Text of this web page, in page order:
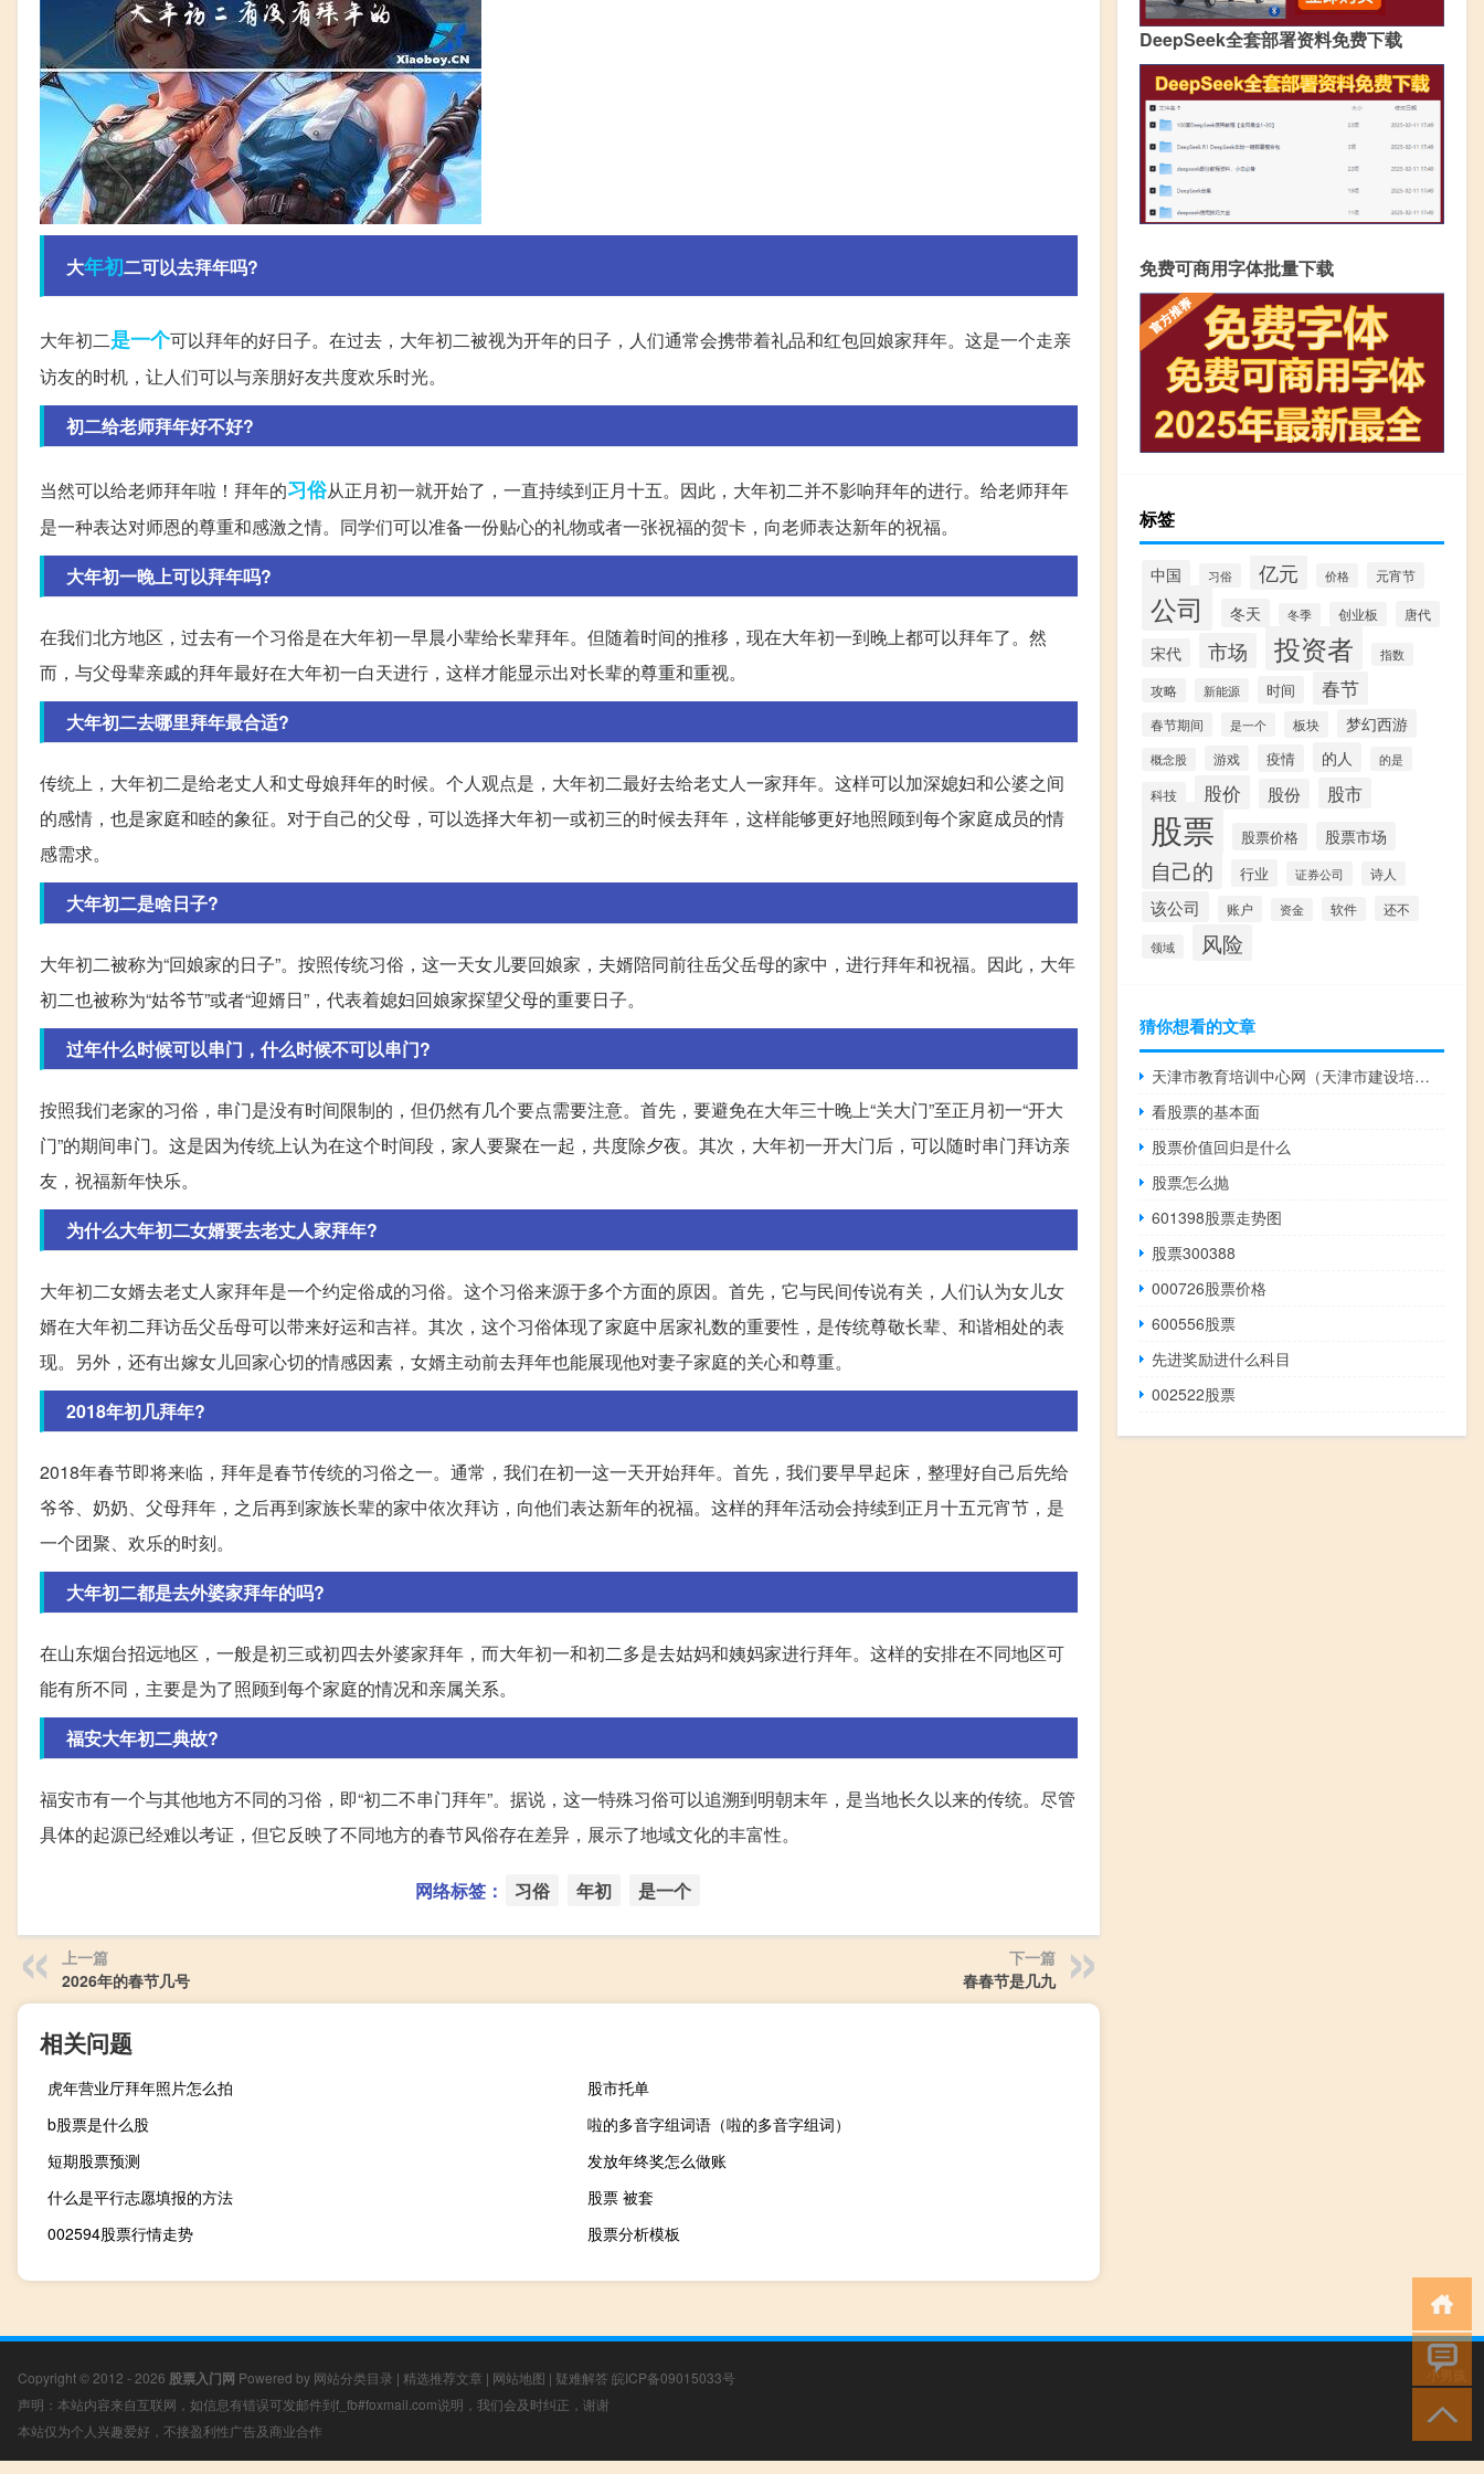
大年初二可以去拜年吗?
大年初二是一个可以拜年的好日子。在过去，大年初二被视为开年的日子，人们通常会携带着礼品和红包回娘家拜年。这是一个走亲
访友的时机，让人们可以与亲朋好友共度欢乐时光。
初二给老师拜年好不好?
当然可以给老师拜年啦！拜年的习俗从正月初一就开始了，一直持续到正月十五。因此，大年初二并不影响拜年的进行。给老师拜年
是一种表达对师恩的尊重和感激之情。同学们可以准备一份贴心的礼物或者一张祝福的贺卡，向老师表达新年的祝福。
大年初一晚上可以拜年吗?
在我们北方地区，过去有一个习俗是在大年初一早晨小辈给长辈拜年。但随着时间的推移，现在大年初一到晚上都可以拜年了。然
而，与父母辈亲戚的拜年最好在大年初一白天进行，这样才能显示出对长辈的尊重和重视。
大年初二去哪里拜年最合适?
传统上，大年初二是给老丈人和丈母娘拜年的时候。个人观点是，大年初二最好去给老丈人一家拜年。这样可以加深媳妇和公婆之间
的感情，也是家庭和睦的象征。对于自己的父母，可以选择大年初一或初三的时候去拜年，这样能够更好地照顾到每个家庭成员的情
感需求。
大年初二是啥日子?
大年初二被称为“回娘家的日子”。按照传统习俗，这一天女儿要回娘家，夫婿陪同前往岳父岳母的家中，进行拜年和祝福。因此，大年
初二也被称为“姑爷节”或者“迎婿日”，代表着媳妇回娘家探望父母的重要日子。
过年什么时候可以串门，什么时候不可以串门?
按照我们老家的习俗，串门是没有时间限制的，但仍然有几个要点需要注意。首先，要避免在大年三十晚上“关大门”至正月初一“开大
门”的期间串门。这是因为传统上认为在这个时间段，家人要聚在一起，共度除夕夜。其次，大年初一开大门后，可以随时串门拜访亲
友，祝福新年快乐。
为什么大年初二女婿要去老丈人家拜年?
大年初二女婿去老丈人家拜年是一个约定俗成的习俗。这个习俗来源于多个方面的原因。首先，它与民间传说有关，人们认为女儿女
婿在大年初二拜访岳父岳母可以带来好运和吉祥。其次，这个习俗体现了家庭中居家礼数的重要性，是传统尊敬长辈、和谐相处的表
现。另外，还有出嫁女儿回家心切的情感因素，女婿主动前去拜年也能展现他对妻子家庭的关心和尊重。
2018年初几拜年?
2018年春节即将来临，拜年是春节传统的习俗之一。通常，我们在初一这一天开始拜年。首先，我们要早早起床，整理好自己后先给
爷爷、奶奶、父母拜年，之后再到家族长辈的家中依次拜访，向他们表达新年的祝福。这样的拜年活动会持续到正月十五元宵节，是
一个团聚、欢乐的时刻。
大年初二都是去外婆家拜年的吗?
在山东烟台招远地区，一般是初三或初四去外婆家拜年，而大年初一和初二多是去姑妈和姨妈家进行拜年。这样的安排在不同地区可
能有所不同，主要是为了照顾到每个家庭的情况和亲属关系。
福安大年初二典故?
福安市有一个与其他地方不同的习俗，即“初二不串门拜年”。据说，这一特殊习俗可以追溯到明朝末年，是当地长久以来的传统。尽管
具体的起源已经难以考证，但它反映了不同地方的春节风俗存在差异，展示了地域文化的丰富性。
网络标签： 习俗 年初 是一个
上一篇
2026年的春节几号
下一篇
春春节是几九
相关问题
虎年营业厅拜年照片怎么拍
股市托单
b股票是什么股
啦的多音字组词语（啦的多音字组词）
短期股票预测
发放年终奖怎么做账
什么是平行志愿填报的方法
股票 被套
002594股票行情走势
股票分析模板
DeepSeek全套部署资料免费下载
免费可商用字体批量下载
标签
中国 习俗 亿元 价格 元宵节
公司 冬天 冬季 创业板 唐代
宋代 市场 投资者 指数
攻略 新能源 时间 春节
春节期间 是一个 板块 梦幻西游
概念股 游戏 疫情 的人 的是
科技 股价 股份 股市
股票 股票价格 股票市场
自己的 行业 证券公司 诗人
该公司 账户 资金 软件 还不
领域 风险
猜你想看的文章
天津市教育培训中心网（天津市建设培训中心）
看股票的基本面
股票价值回归是什么
股票怎么抛
601398股票走势图
股票300388
000726股票价格
600556股票
先进奖励进什么科目
002522股票
Copyright © 2012 - 2026 股票入门网 Powered by 网站分类目录 | 精选推荐文章 | 网站地图 | 疑难解答 皖ICP备09015033号
声明：本站内容来自互联网，如信息有错误可发邮件到f_fb#foxmail.com说明，我们会及时纠正，谢谢
本站仅为个人兴趣爱好，不接盈利性广告及商业合作
小男孩